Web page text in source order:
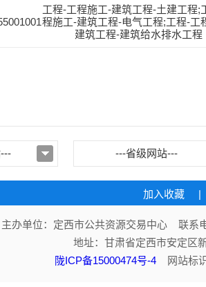
工程-工程施工-建筑工程-土建工程;
程施工-建筑工程-电气工程;工程-工
建筑工程-建筑给水排水工程
---省级网站---
加入收藏 |
主办单位：定西市公共资源交易中心 联系
地址：甘肃省定西市安定
陇ICP备15000474号-4 网站标